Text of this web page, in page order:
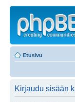
Etusivu
Kirjaudu sisään